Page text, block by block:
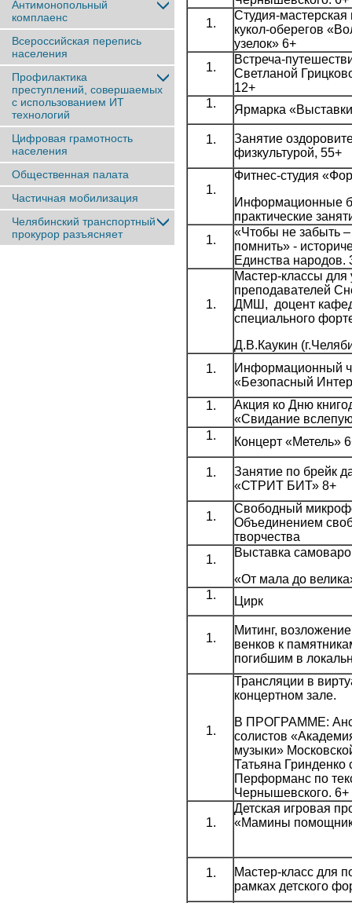
Антимонопольный
комплаенс
Всероссийская перепись
населения
Профилактика
преступлений, совершаемых
с использованием ИТ
технологий
Цифровая грамотность
населения
Общественная палата
Частичная мобилизация
Челябинский транспортный
прокурор разъясняет
Студия-
кукол-оберегов
узелок» 6+
Встреча-
Светланой
12+
Ярмарка
Занятие
физкультурой, 55+
Фитнес-студия
Информационные
практические
«Чтобы не забыть –
помнить» -
Единства народов.
Мастер-классы для
преподавателей
ДМШ, доцент
специального
Д.В.Каукин
Информационный
«Безопасный
Акция ко Дню
«Свидание
Концерт «Метель»
Занятие по брейк
«СТРИТ БИТ» 8+
Свободный
Объединением
творчества
Выставка
«От мала до
Цирк
Митинг,
венков к
погибшим в
Трансляции в
концертном зале.
В ПРОГРАММЕ:
солистов
музыки»
Татьяна Гринденко
Перформанс по
Чернышевского. 6+
Детская игровая
«Мамины
Мастер-класс для
рамках детского